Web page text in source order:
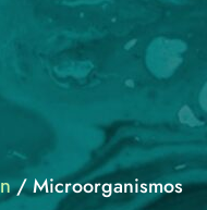
/Microorganismos